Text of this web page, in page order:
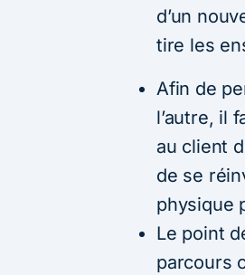
d’un
tire les
Afin de
l’autre, il
au client
de se
physique
Le point
parcours